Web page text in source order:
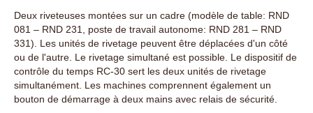
Deux riveteuses montées sur un cadre (modèle de table: RND
081 – RND 231, poste de travail autonome: RND 281 – RND
331). Les unités de rivetage peuvent être déplacées d'un côté
ou de l'autre. Le rivetage simultané est possible. Le dispositif de
contrôle du temps RC-30 sert les deux unités de rivetage
simultanément. Les machines comprennent également un
bouton de démarrage à deux mains avec relais de sécurité.